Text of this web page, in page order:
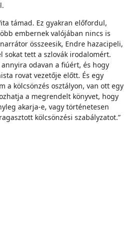
támad. Ez gyakran előfordul,
embernek valójában nincs is
összeesik, Endre hazacipeli,
sokat tett a szlovák irodalomért.
odavan a fiúért, és hogy
rovat vezetője előtt. És egy
a kölcsönzés osztályon, van ott egy
a megrendelt könyvet, hogy
akarja-e, vagy történetesen
kölcsönzési szabályzatot.”